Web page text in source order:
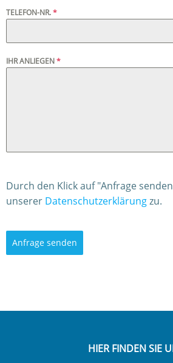
TELEFON-NR.*
IHR ANLIEGEN*
Durch den Klick auf "Anfrage
unserer Datenschutzerklärungzu.
Anfrage senden
HIER FINDEN SIE